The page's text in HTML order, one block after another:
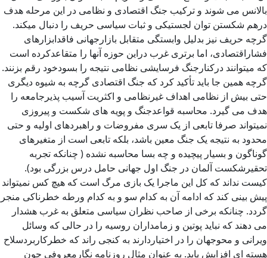
بالانس می شوند و ترکیب جنگ اقتصادی و نظامی در این مرحله هدف
درهم شکستن توان لجستیکی و ثبات سیاسی حریف را دنبال میکند.
گرچه حریف نیز بدلیل وابستگی متقابل بازارجهانی فاقدابزارهای
فشاراقتصادی، اما برتری غرب دراین حوزه آنها را متقاعدکرده است
که میتوانند درکنارجنگ فرسایشی نظامی نتیجه را بسودخود رقم بزنند.
گرچه همین جا باید تأکید کرد که جنگ اقتصادی گرچه به شیوه دیگری
حتی بیش از نظامی اهداف غیرنظامی و اکثریت آسیب پذیرجامعه را
هدف می گیرد. محاسبه قواعدجنگ و پویه های شکست و پیروزی
نمیتواند صرفا تابعی از یک سری مفروضات و راهبردهای اولیه و حتی
محدود به نتیجه یک جنگ معین باشد، بلکه تابعی است از متغیرهای
گوناگون و بسیار پیچیده و چه بسا محاسبه نشده ( چنانکه تجربه
تحقیرشکست آلمان در جنگ اول جهانی حامل درس بزرگی بود).
کیست نداند که کل این ماجرا یک بازی مرگ است که هیچ کس نمیتواند
پیش بینی کند که ادامه آن به کدام سو و به کدام ورطه خطرناکی منجر
گردد. چنانکه برخی از صاحب نظران سیاسی متعلق به غرب هشدار
می دهند که نباید پوتین و زمامداران روسیه را در حالی که وسائل
ویرانی و محوجهان را در اختیاردارند به کنجی راند که خطرکاربردسلاح
هسته ای افزایش یابد. به عنوان مثال روزنامه نگارمعروفی چون